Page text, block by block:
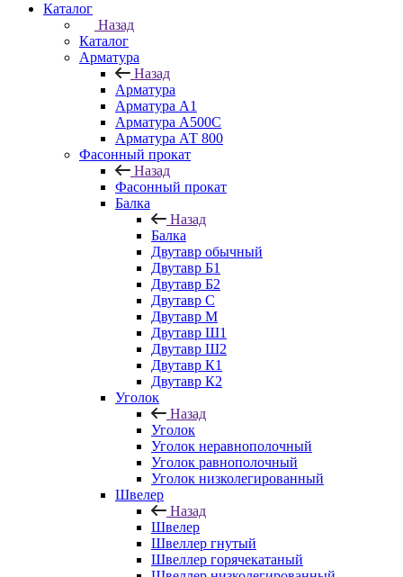
Каталог
Назад
Каталог
Арматура
Назад
Арматура
Арматура А1
Арматура А500С
Арматура АТ 800
Фасонный прокат
Назад
Фасонный прокат
Балка
Назад
Балка
Двутавр обычный
Двутавр Б1
Двутавр Б2
Двутавр С
Двутавр М
Двутавр Ш1
Двутавр Ш2
Двутавр К1
Двутавр К2
Уголок
Назад
Уголок
Уголок неравнополочный
Уголок равнополочный
Уголок низколегированный
Швелер
Назад
Швелер
Швеллер гнутый
Швеллер горячекатаный